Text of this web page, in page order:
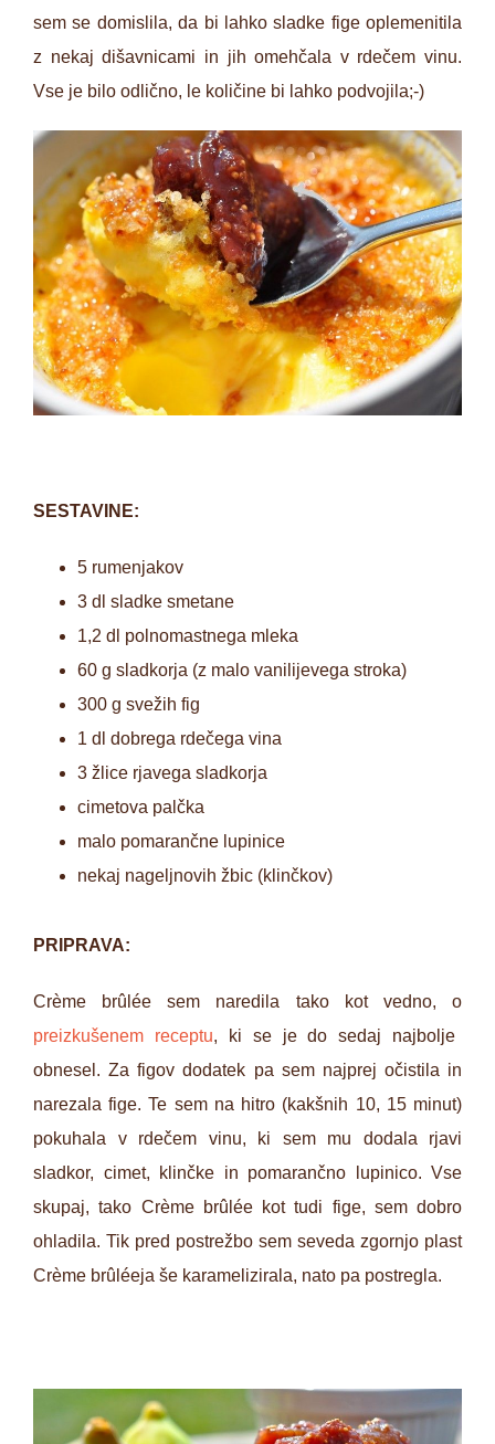
sem se domislila, da bi lahko sladke fige oplemenitila
z nekaj dišavnicami in jih omehčala v rdečem vinu.
Vse je bilo odlično, le količine bi lahko podvojila;-)
SESTAVINE:
5 rumenjakov
3 dl sladke smetane
1,2 dl polnomastnega mleka
60 g sladkorja (z malo vanilijevega stroka)
300 g svežih fig
1 dl dobrega rdečega vina
3 žlice rjavega sladkorja
cimetova palčka
malo pomarančne lupinice
nekaj nageljnovih žbic (klinčkov)
PRIPRAVA:
Crème brûlée sem naredila tako kot vedno, o
preizkušenem receptu, ki se je do sedaj najbolje
obnesel. Za figov dodatek pa sem najprej očistila in
narezala fige. Te sem na hitro (kakšnih 10, 15 minut)
pokuhala v rdečem vinu, ki sem mu dodala rjavi
sladkor, cimet, klinčke in pomarančno lupinico. Vse
skupaj, tako Crème brûlée kot tudi fige, sem dobro
ohladila. Tik pred postrežbo sem seveda zgornjo plast
Crème brûléeja še karamelizirala, nato pa postregla.